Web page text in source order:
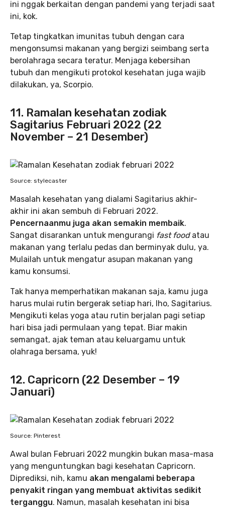
ini nggak berkaitan dengan pandemi yang terjadi saat
ini, kok.
Tetap tingkatkan imunitas tubuh dengan cara
mengonsumsi makanan yang bergizi seimbang serta
berolahraga secara teratur. Menjaga kebersihan
tubuh dan mengikuti protokol kesehatan juga wajib
dilakukan, ya, Scorpio.
11. Ramalan kesehatan zodiak
Sagitarius Februari 2022 (22
November – 21 Desember)
Source: stylecaster
Masalah kesehatan yang dialami Sagitarius akhir-
akhir ini akan sembuh di Februari 2022.
Pencernaanmu juga akan semakin membaik.
Sangat disarankan untuk mengurangi fast foodatau
makanan yang terlalu pedas dan berminyak dulu, ya.
Mulailah untuk mengatur asupan makanan yang
kamu konsumsi.
Tak hanya memperhatikan makanan saja, kamu juga
harus mulai rutin bergerak setiap hari, lho, Sagitarius.
Mengikuti kelas yoga atau rutin berjalan pagi setiap
hari bisa jadi permulaan yang tepat. Biar makin
semangat, ajak teman atau keluargamu untuk
olahraga bersama, yuk!
12. Capricorn (22 Desember – 19
Januari)
Source: Pinterest
Awal bulan Februari 2022 mungkin bukan masa-masa
yang menguntungkan bagi kesehatan Capricorn.
Diprediksi, nih, kamu akan mengalami beberapa
penyakit ringan yang membuat aktivitas sedikit
terganggu. Namun, masalah kesehatan ini bisa